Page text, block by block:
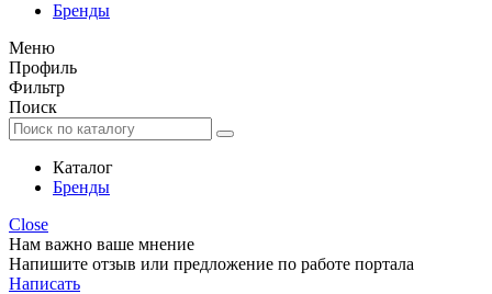
Бренды
Меню
Профиль
Фильтр
Поиск
Каталог
Бренды
Close
Нам важно ваше мнение
Напишите отзыв или предложение по работе портала
Написать